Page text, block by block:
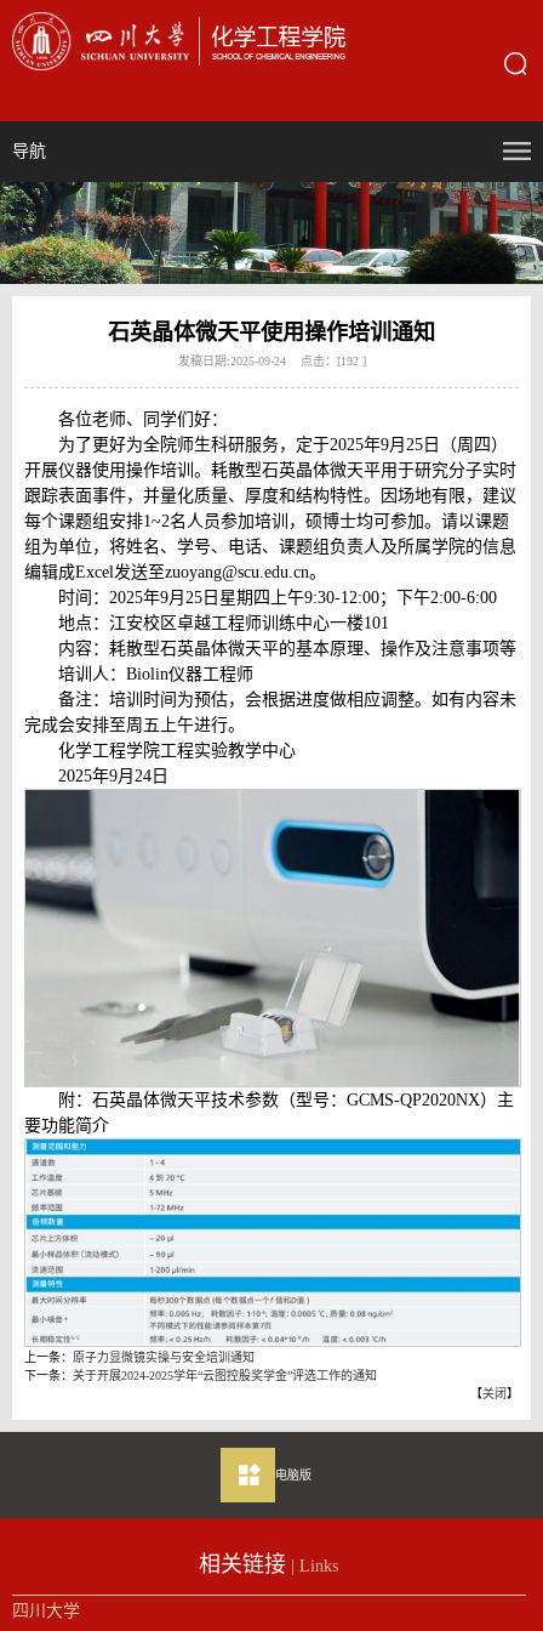
导航
石英晶体微天平使用操作培训通知
发稿日期:2025-09-24 点击：[192 ]
各位老师、同学们好：
为了更好为全院师生科研服务，定于2025年9月25日（周四）
开展仪器使用操作培训。耗散型石英晶体微天平用于研究分子实时
跟踪表面事件，并量化质量、厚度和结构特性。因场地有限，建议
每个课题组安排1~2名人员参加培训，硕博士均可参加。请以课题
组为单位，将姓名、学号、电话、课题组负责人及所属学院的信息
编辑成Excel发送至zuoyang@scu.edu.cn。
时间：2025年9月25日星期四上午9:30-12:00；下午2:00-6:00
地点：江安校区卓越工程师训练中心一楼101
内容：耗散型石英晶体微天平的基本原理、操作及注意事项等
培训人：Biolin仪器工程师
备注：培训时间为预估，会根据进度做相应调整。如有内容未
完成会安排至周五上午进行。
化学工程学院工程实验教学中心
2025年9月24日
附：石英晶体微天平技术参数（型号：GCMS-QP2020NX）主
要功能简介
上一条： 原子力显微镜实操与安全培训通知
下一条： 关于开展2024-2025学年“云图控股奖学金”评选工作的通知
【关闭】
电脑版
相关链接 | Links
四川大学